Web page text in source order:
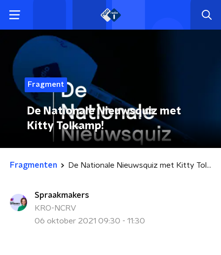
Fragment
De Nationale Nieuwsquiz met
Kitty Tolkamp!
Fragmenten De Nationale Nieuwsquiz met Kitty Tolkamp!
Spraakmakers
KRO-NCRV
06 oktober 2021 09:30 - 11:30